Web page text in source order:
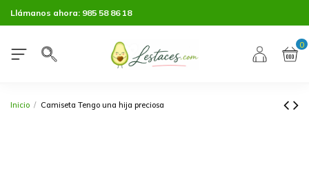
Llámanos ahora: 985 58 86 18
0
Inicio Camiseta Tengo una hija preciosa